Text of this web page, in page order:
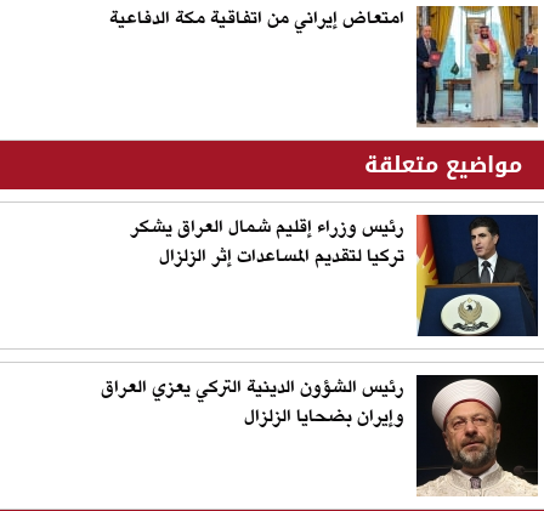
امتعاض إيراني من اتفاقية مكة الدفاعية
مواضيع متعلقة
رئيس وزراء إقليم شمال العراق يشكر
تركيا لتقديم المساعدات إثر الزلزال
رئيس الشؤون الدينية التركي يعزي العراق
وإيران بضحايا الزلزال